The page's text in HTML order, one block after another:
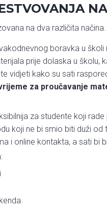
na dva različita načina.
boravka u
prije dolaska u školu,
vidjeti kako su sati
za proučavanje
za studente koji
koji ne bi smio biti duži od
i online kontakta, a sati bi